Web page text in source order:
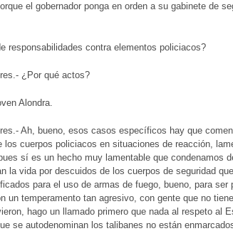
el gobernador ponga en orden a su gabinete de
responsabilidades contra elementos policiacos?
¿Por qué actos?
Alondra.
Ah, bueno, esos casos específicos hay que
los cuerpos policiacos en situaciones de reacción,
sí es un hecho muy lamentable que condenamos
la vida por descuidos de los cuerpos de seguridad
para el uso de armas de fuego, bueno, para
un temperamento tan agresivo, con gente que no
hago un llamado primero que nada al respeto al
se autodenominan los talibanes no están